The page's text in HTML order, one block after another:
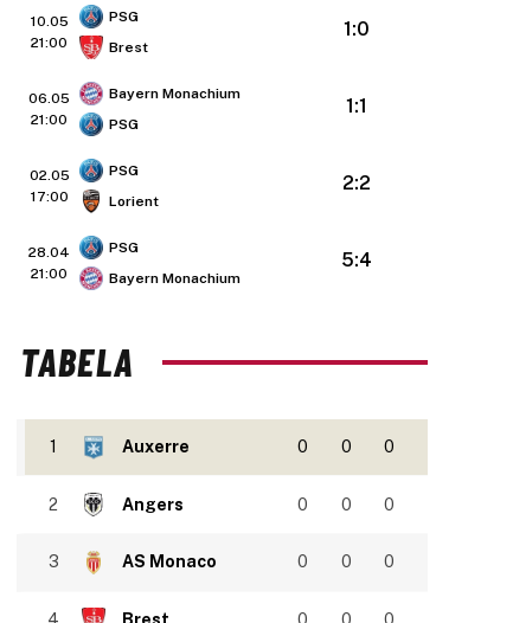
10.05
21:00
PSG
Brest
1:0
06.05
21:00
Bayern Monachium
PSG
1:1
02.05
17:00
PSG
Lorient
2:2
28.04
21:00
PSG
Bayern Monachium
5:4
TABELA
1 Auxerre 0 0 0
2 Angers 0 0 0
3 AS Monaco 0 0 0